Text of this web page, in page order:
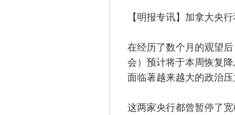
【明报专讯】​加拿大央
在经历了数个月的观望后
会）预计将于本周恢复
面临著越来越大的政治压
这两家央行都曾暂停了